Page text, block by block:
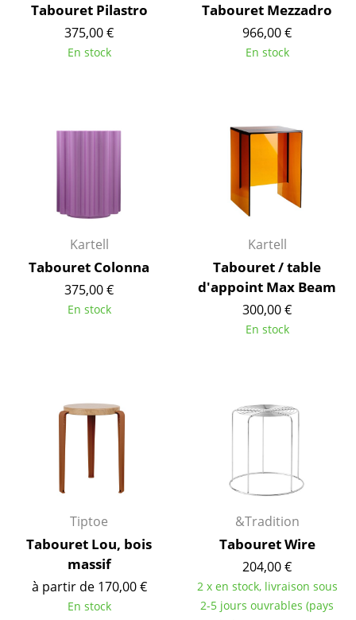
Lampes de table
Lampes de bureau
Lampes sans fil
... voir tous les luminaires
Lits doubles
Lits enfants
Tables de chevet et Accessoires de lit
... voir tous les lits
Horloges
Miroirs
Figurines & Miniatures
Tabouret Pilastro
375,00 €
En stock
Tabouret Mezzadro
966,00 €
En stock
Kartell
Tabouret Colonna
375,00 €
En stock
Kartell
Tabouret / table
d'appoint Max Beam
300,00 €
En stock
Tiptoe
Tabouret Lou, bois
massif
à partir de 170,00 €
En stock
&Tradition
Tabouret Wire
204,00 €
2 x en stock, livraison sous
2-5 jours ouvrables (pays